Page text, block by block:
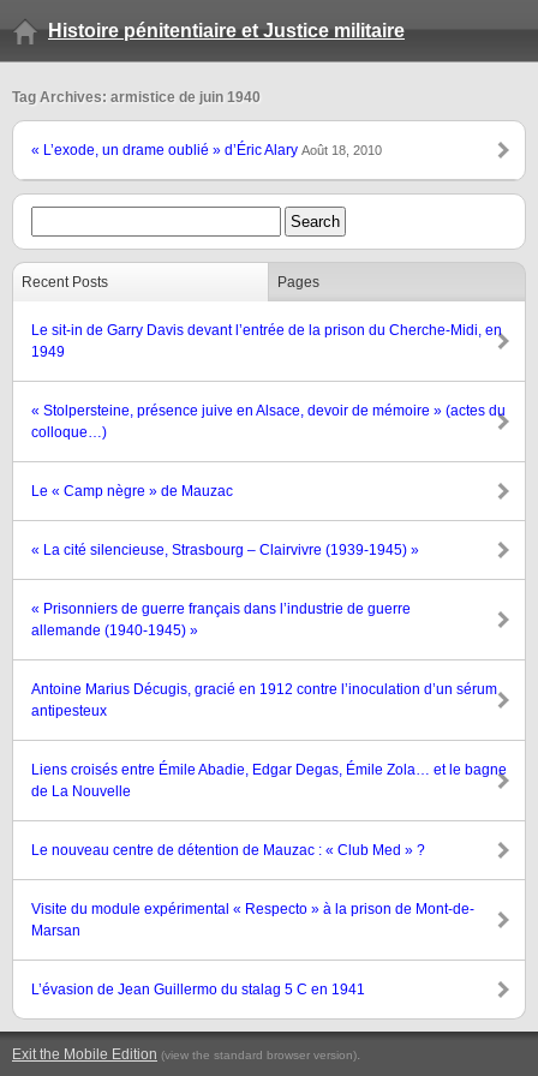
Histoire pénitentiaire et Justice militaire
Tag Archives: armistice de juin 1940
« L’exode, un drame oublié » d’Éric Alary Août 18, 2010
Recent Posts Pages
Le sit-in de Garry Davis devant l’entrée de la prison du Cherche-Midi, en
1949
« Stolpersteine, présence juive en Alsace, devoir de mémoire » (actes du
colloque…)
Le « Camp nègre » de Mauzac
« La cité silencieuse, Strasbourg – Clairvivre (1939-1945) »
« Prisonniers de guerre français dans l’industrie de guerre
allemande (1940-1945) »
Antoine Marius Décugis, gracié en 1912 contre l’inoculation d’un sérum
antipesteux
Liens croisés entre Émile Abadie, Edgar Degas, Émile Zola… et le bagne
de La Nouvelle
Le nouveau centre de détention de Mauzac : « Club Med » ?
Visite du module expérimental « Respecto » à la prison de Mont-de-
Marsan
L’évasion de Jean Guillermo du stalag 5 C en 1941
Exit the Mobile Edition (view the standard browser version).